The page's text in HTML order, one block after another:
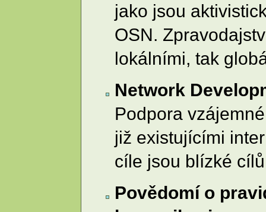
jako jsou
OSN.
lokálními, tak
Network
Podpora
již existujícími
cíle jsou blízké
Povědomí o